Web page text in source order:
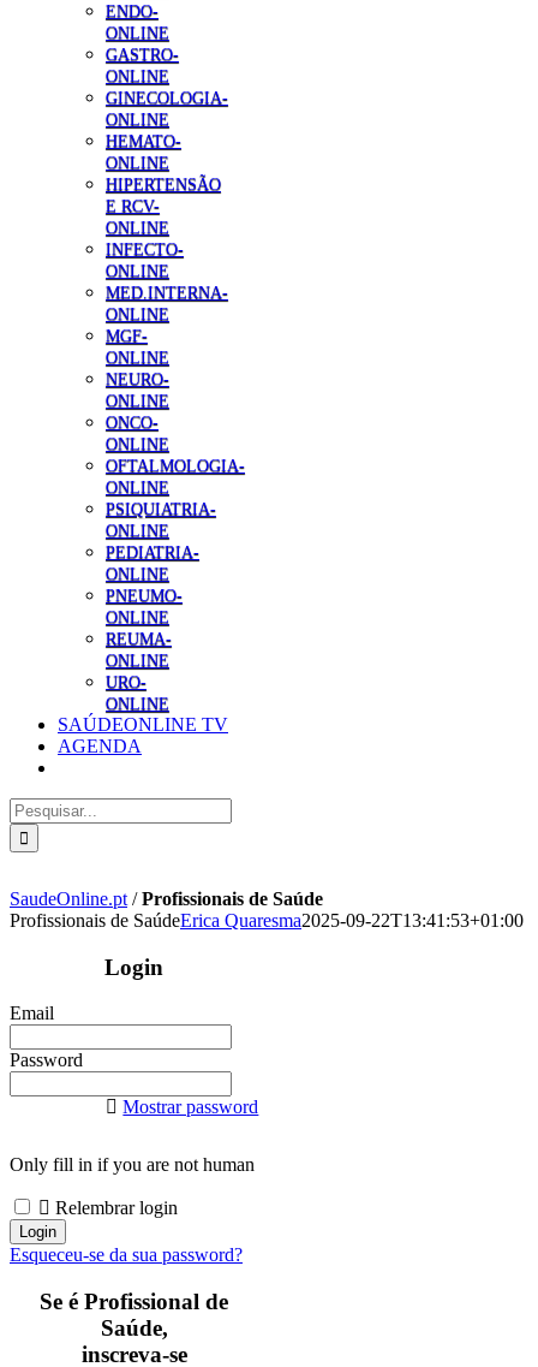
ENDO-
ONLINE
GASTRO-
ONLINE
GINECOLOGIA-
ONLINE
HEMATO-
ONLINE
HIPERTENSÃO
E RCV-
ONLINE
INFECTO-
ONLINE
MED.INTERNA-
ONLINE
MGF-
ONLINE
NEURO-
ONLINE
ONCO-
ONLINE
OFTALMOLOGIA-
ONLINE
PSIQUIATRIA-
ONLINE
PEDIATRIA-
ONLINE
PNEUMO-
ONLINE
REUMA-
ONLINE
URO-
ONLINE
SAÚDEONLINE TV
AGENDA
Pesquisar
SaudeOnline.pt /Profissionais de Saúde
Profissionais de SaúdeErica Quaresma2025-09-22T13:41:53+01:00
Login
Email
Password
Mostrar password
Only fill in if you are not human
Relembrar login
Esqueceu-se da sua password?
Se é Profissional de
Saúde,
inscreva-se